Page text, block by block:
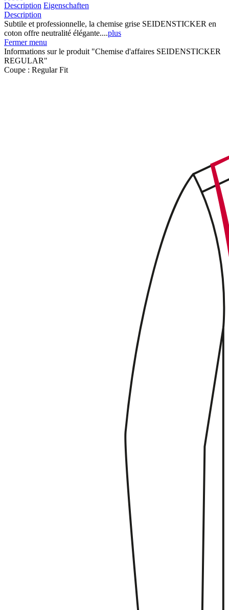
Description Eigenschaften
Description
Subtile et professionnelle, la chemise grise SEIDENSTICKER en
coton offre neutralité élégante....plus
Fermer menu
Informations sur le produit "Chemise d'affaires SEIDENSTICKER
REGULAR"
Coupe : Regular Fit